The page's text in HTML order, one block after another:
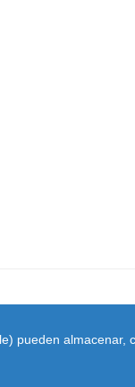
pueden almacenar,